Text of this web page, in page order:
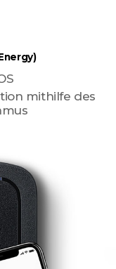
mithilfe des